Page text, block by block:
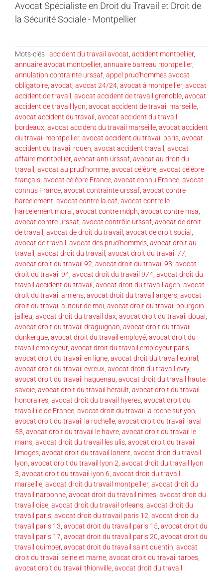
Avocat Spécialiste en Droit du Travail et Droit de
la Sécurité Sociale - Montpellier
Mots-clés : accident du travail avocat, accident montpellier,
annuaire avocat montpellier, annuaire barreau montpellier,
annulation contrainte urssaf, appel prud'hommes avocat
obligatoire, avocat, avocat 24/24, avocat à montpellier, avocat
accident de travail , avocat accident de travail grenoble, avocat
accident de travail lyon, avocat accident de travail marseille,
avocat accident du travail , avocat accident du travail
bordeaux, avocat accident du travail marseille, avocat accident
du travail montpellier, avocat accident du travail paris, avocat
accident du travail rouen, avocat accident travail , avocat
affaire montpellier, avocat anti urssaf, avocat au droit du
travail , avocat au prud'homme, avocat célèbre, avocat célèbre
français, avocat célèbre France, avocat connu France, avocat
connus France, avocat contrainte urssaf, avocat contre
harcelement, avocat contre la caf, avocat contre le
harcelement moral , avocat contre mdph, avocat contre msa,
avocat contre urssaf, avocat contrôle urssaf, avocat de droit
de travail , avocat de droit du travail , avocat de droit social ,
avocat de travail , avocat des prud'hommes, avocat droit au
travail , avocat droit du travail , avocat droit du travail 77,
avocat droit du travail 92, avocat droit du travail 93, avocat
droit du travail 94, avocat droit du travail 974, avocat droit du
travail accident du travail , avocat droit du travail agen, avocat
droit du travail amiens, avocat droit du travail angers, avocat
droit du travail autour de moi, avocat droit du travail bourgoin
jallieu, avocat droit du travail dax, avocat droit du travail douai,
avocat droit du travail draguignan, avocat droit du travail
dunkerque, avocat droit du travail employé, avocat droit du
travail employeur, avocat droit du travail employeur paris,
avocat droit du travail en ligne, avocat droit du travail epinal ,
avocat droit du travail evreux, avocat droit du travail evry,
avocat droit du travail haguenau, avocat droit du travail haute
savoie, avocat droit du travail herault, avocat droit du travail
honoraires, avocat droit du travail hyeres, avocat droit du
travail ile de France, avocat droit du travail la roche sur yon,
avocat droit du travail la rochelle, avocat droit du travail laval
53, avocat droit du travail le havre, avocat droit du travail le
mans, avocat droit du travail les ulis, avocat droit du travail
limoges, avocat droit du travail lorient, avocat droit du travail
lyon, avocat droit du travail lyon 2, avocat droit du travail lyon
3, avocat droit du travail lyon 6, avocat droit du travail
marseille, avocat droit du travail montpellier, avocat droit du
travail narbonne, avocat droit du travail nimes, avocat droit du
travail oise, avocat droit du travail orleans, avocat droit du
travail paris, avocat droit du travail paris 12, avocat droit du
travail paris 13, avocat droit du travail paris 15, avocat droit du
travail paris 17, avocat droit du travail paris 20, avocat droit du
travail quimper, avocat droit du travail saint quentin, avocat
droit du travail seine et marne, avocat droit du travail tarbes,
avocat droit du travail thionville, avocat droit du travail